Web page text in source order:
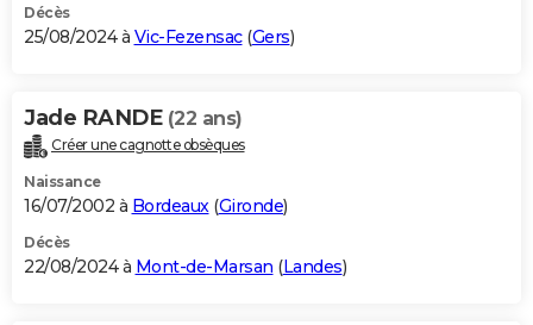
Décès
25/08/2024 à Vic-Fezensac(Gers)
Jade RANDE (22 ans)
Créer une cagnotte obsèques
Naissance
16/07/2002 à Bordeaux(Gironde)
Décès
22/08/2024 à Mont-de-Marsan (Landes)